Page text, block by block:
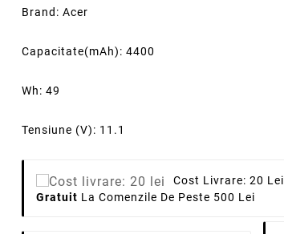
Brand: Acer
Capacitate(mAh): 4400
Wh: 49
Tensiune (V): 11.1
Cost Livrare: 20 Lei
Gratuit La Comenzile De Peste 500 Lei